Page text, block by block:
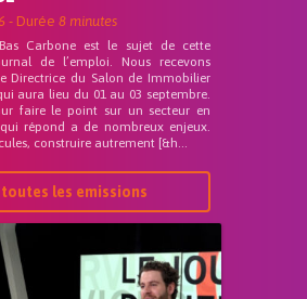
- Durée 8 minutes
Carbone est le sujet de cette
de l’emploi. Nous recevons
Directrice du Salon de Immobilier
aura lieu du 01 au 03 septembre.
faire le point sur un secteur en
répond a de nombreux enjeux.
construire autrement [&h...
les emissions